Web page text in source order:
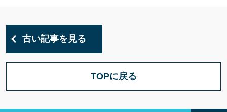
古い記事を見る
TOPに戻る